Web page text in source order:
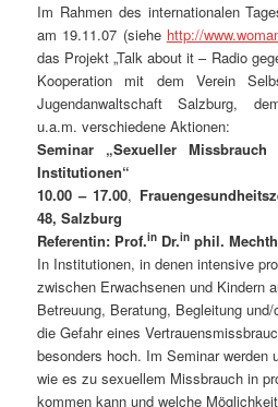
Im Rahmen des internationalen
am 19.11.07 (siehe http://
das Projekt „Talk about it – Radio
Kooperation mit dem Verein
Jugendanwaltschaft Salzburg,
u.a.m. verschiedene Aktionen:
Seminar „Sexueller
Institutionen“
10.00 – 17.00,
48, Salzburg
Referentin: Prof.in Dr.in phil.
In Institutionen, in denen intensive
zwischen Erwachsenen und Kindern
Betreuung, Beratung, Begleitung
die Gefahr eines
besonders hoch. Im Seminar werden
wie es zu sexuellem Missbrauch in
kommen kann und welche